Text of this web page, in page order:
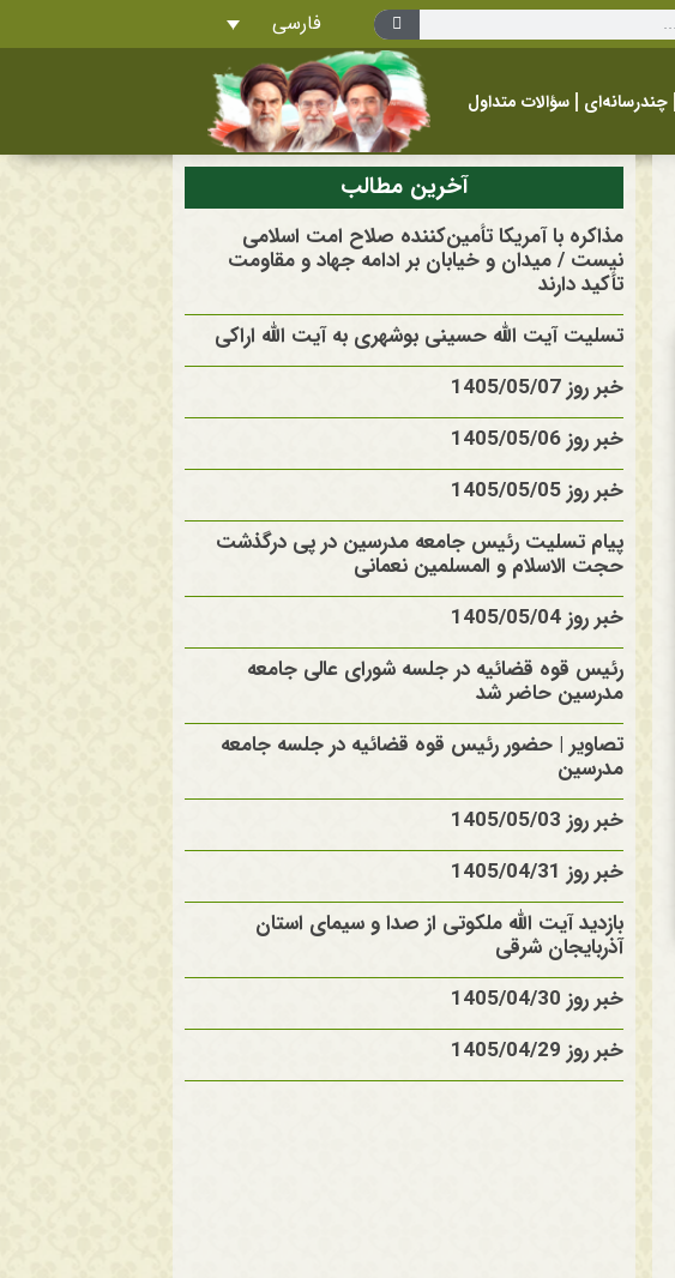
فارسی
چندرسانه‌ای سؤالات متداول
آخرین مطالب
مذاکره با آمریکا تأمین‌کننده صلاح امت اسلامی
نیست / میدان و خیابان بر ادامه جهاد و مقاومت
تأکید دارند
تسلیت آیت الله حسینی بوشهری به آیت الله اراکی
خبر روز 1405/05/07
خبر روز 1405/05/06
خبر روز 1405/05/05
پیام تسلیت رئیس جامعه مدرسین در پی درگذشت
حجت الاسلام و المسلمین نعمانی
خبر روز 1405/05/04
رئیس قوه قضائیه در جلسه شورای عالی جامعه
مدرسین حاضر شد
تصاویر | حضور رئیس قوه قضائیه در جلسه جامعه
مدرسین
خبر روز 1405/05/03
خبر روز 1405/04/31
بازدید آیت الله ملکوتی از صدا و سیمای استان
آذربایجان شرقی
خبر روز 1405/04/30
خبر روز 1405/04/29